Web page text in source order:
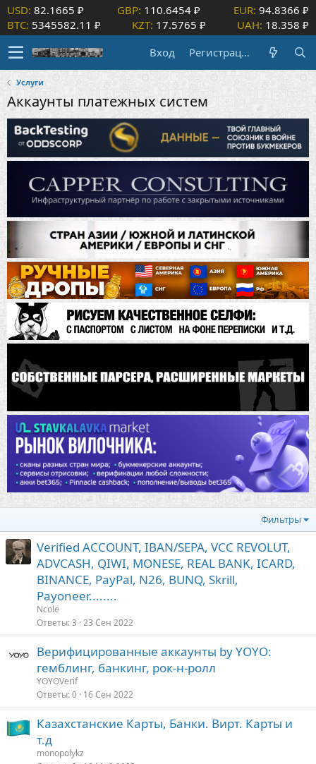
USD: 82.1665 ₽ GBP: 110.6454 ₽ EUR: 94.8366 ₽
BTC: 5345582.11 ₽ KZT: 17.5765 ₽ UAH: 18.358 ₽
Вход
Регистрация
Услуги
Аккаунты платежных систем
Фильтры
Verified ACCOUNT, IBAN/SEPA, VCC REVOLUT,
ADVCASH, QIWI, MONESE, REAL BANK, ICARD,
BINANCE, PayPal, N26, BUNQ, Skrill,
Payoneer........
Ncole
Ответы 3 23 Сен 2022
Верифицированные аккаунты by YOYO:
гемблинг, банкинг, рок-н-ролл
YOYOVerif
Ответы 0 16 Сен 2022
Казахстанские Карты, Банки. Вирт. Карты и
т.д
monopolykz